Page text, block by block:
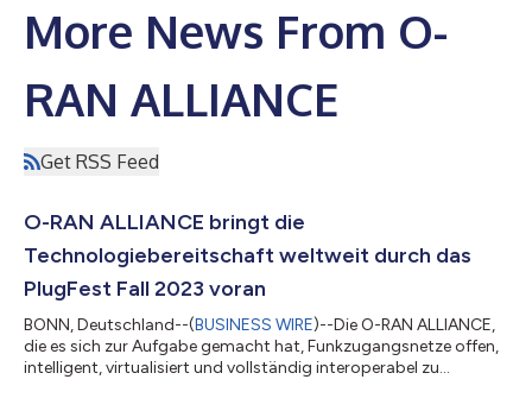
More News From O-
RAN ALLIANCE
Get RSS Feed
O-RAN ALLIANCE bringt die
Technologiebereitschaft weltweit durch das
PlugFest Fall 2023 voran
BONN, Deutschland--(BUSINESS WIRE)--Die O-RAN ALLIANCE,
die es sich zur Aufgabe gemacht hat, Funkzugangsnetze offen,
intelligent, virtualisiert und vollständig interoperabel zu